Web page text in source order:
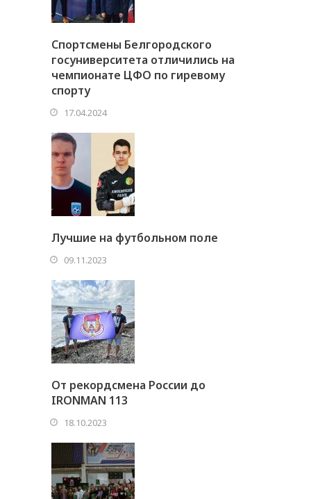
Спортсмены Белгородского
госуниверситета отличились на
чемпионате ЦФО по гиревому
спорту
17.04.2024
Лучшие на футбольном поле
09.11.2023
От рекордсмена России до
IRONMAN 113
18.10.2023